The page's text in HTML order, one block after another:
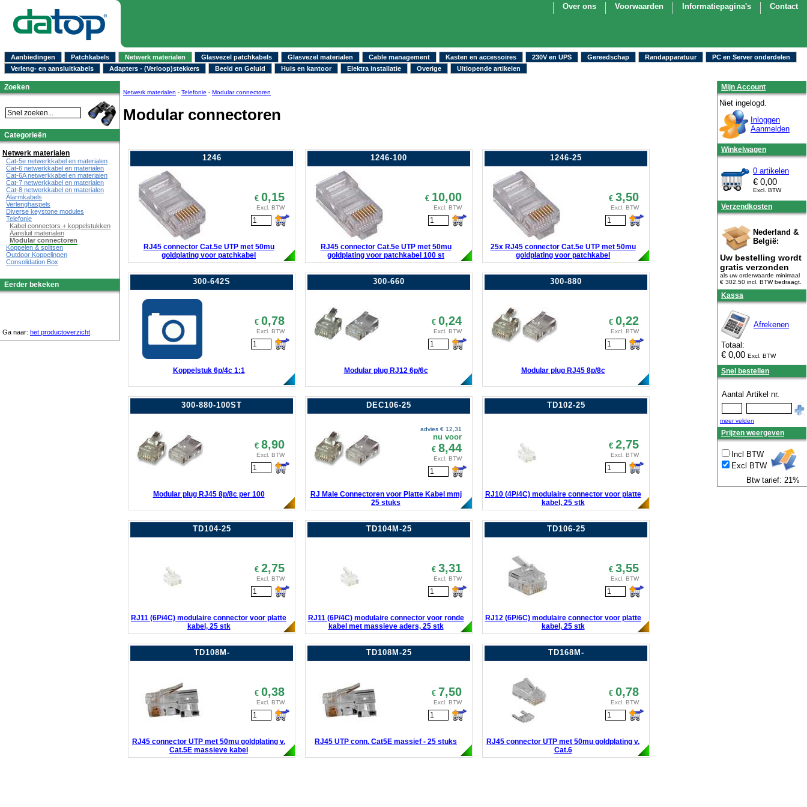
Contact
Informatiepagina's
Voorwaarden
Over ons
Aanbiedingen Patchkabels Netwerk materialen Glasvezel patchkabels Glasvezel materialen Cable management Kasten en accessoires 230V en UPS Gereedschap Randapparatuur
PC en Server onderdelen
Verleng- en aansluitkabels
Adapters - (Verloop)stekkers Beeld en Geluid Huis en kantoor Elektra installatie Overige Uitlopende artikelen
Netwerk materialen - Telefonie - Modular connectoren
Modular connectoren
1246
€ 0,15
Excl. BTW
RJ45 connector Cat.5e UTP met 50mu
goldplating voor patchkabel
1246-100
€ 10,00
Excl. BTW
RJ45 connector Cat.5e UTP met 50mu
goldplating voor patchkabel 100 st
1246-25
€ 3,50
Excl. BTW
25x RJ45 connector Cat.5e UTP met 50mu
goldplating voor patchkabel
300-642S
€ 0,78
Excl. BTW
Koppelstuk 6p/4c 1:1
300-660
€ 0,24
Excl. BTW
Modular plug RJ12 6p/6c
300-880
€ 0,22
Excl. BTW
Modular plug RJ45 8p/8c
300-880-100ST
€ 8,90
Excl. BTW
Modular plug RJ45 8p/8c per 100
DEC106-25
advies € 12,31
nu voor
€ 8,44
Excl. BTW
RJ Male Connectoren voor Platte Kabel mmj
25 stuks
TD102-25
€ 2,75
Excl. BTW
RJ10 (4P/4C) modulaire connector voor platte
kabel, 25 stk
TD104-25
€ 2,75
Excl. BTW
RJ11 (6P/4C) modulaire connector voor platte
kabel, 25 stk
TD104M-25
€ 3,31
Excl. BTW
RJ11 (6P/4C) modulaire connector voor ronde
kabel met massieve aders, 25 stk
TD106-25
€ 3,55
Excl. BTW
RJ12 (6P/6C) modulaire connector voor platte
kabel, 25 stk
TD108M-
€ 0,38
Excl. BTW
RJ45 connector UTP met 50mu goldplating v.
Cat.5E massieve kabel
TD108M-25
€ 7,50
Excl. BTW
RJ45 UTP conn. Cat5E massief - 25 stuks
TD168M-
€ 0,78
Excl. BTW
RJ45 connector UTP met 50mu goldplating v.
Cat.6
Zoeken
Categorieën
Netwerk materialen
Cat-5e netwerkkabel en materialen
Cat-6 netwerkkabel en materialen
Cat-6A netwerkkabel en materialen
Cat-7 netwerkkabel en materialen
Cat-8 netwerkkabel en materialen
Alarmkabels
Verlenghaspels
Diverse keystone modules
Telefonie
Kabel connectors + koppelstukken
Aansluit materialen
Modular connectoren
Koppelen & splitsen
Outdoor Koppelingen
Consolidation Box
Eerder bekeken
Ga naar: het productoverzicht
Mijn Account
Niet ingelogd.
Inloggen
Aanmelden
Winkelwagen
0 artikelen
€ 0,00
Excl. BTW
Verzendkosten
Nederland &
België:
Uw bestelling wordt
gratis verzonden
als uw orderwaarde minimaal
€ 302.50 incl. BTWbedraagt.
Kassa
Afrekenen
Totaal:
€ 0,00 Excl. BTW
Snel bestellen
Aantal Artikel nr.
meer velden
Prijzen weergeven
Incl BTW
Excl BTW
Btw tarief: 21%